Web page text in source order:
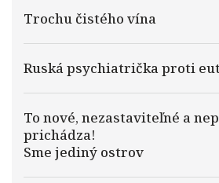
Trochu čistého vína
Ruská psychiatrička proti
To nové, nezastaviteľné a
prichádza!
Sme jediný ostrov